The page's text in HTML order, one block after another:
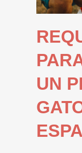
UN